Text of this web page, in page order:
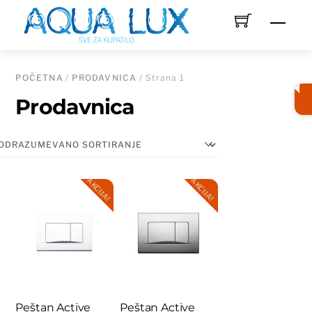
POČETNA/ PRODAVNICA / Strana 1
Prodavnica
AKCIJA!
Peštan Active
AKCIJA!
Peštan Active